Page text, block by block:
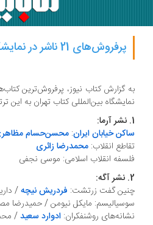
پرفروش‌‌های 21 ناشر در نمایشگاه 32
نمایشگاه بین‌المللی کتاب تهران به
1. نشر آرما:
ساکن خیابان ایران: محسن‌حسام
تقاطع انقلاب: محمدرضا زائری
فلسفه انقلاب اسلامی: موسی نجفی
2. نشر آگه:
چنین گفت زرتشت: فردریش نیچه/
سوسیالیسم: مایکل نیومن / حمیدرضا
نشانه‌های روشنفکران: ادوارد سعید/